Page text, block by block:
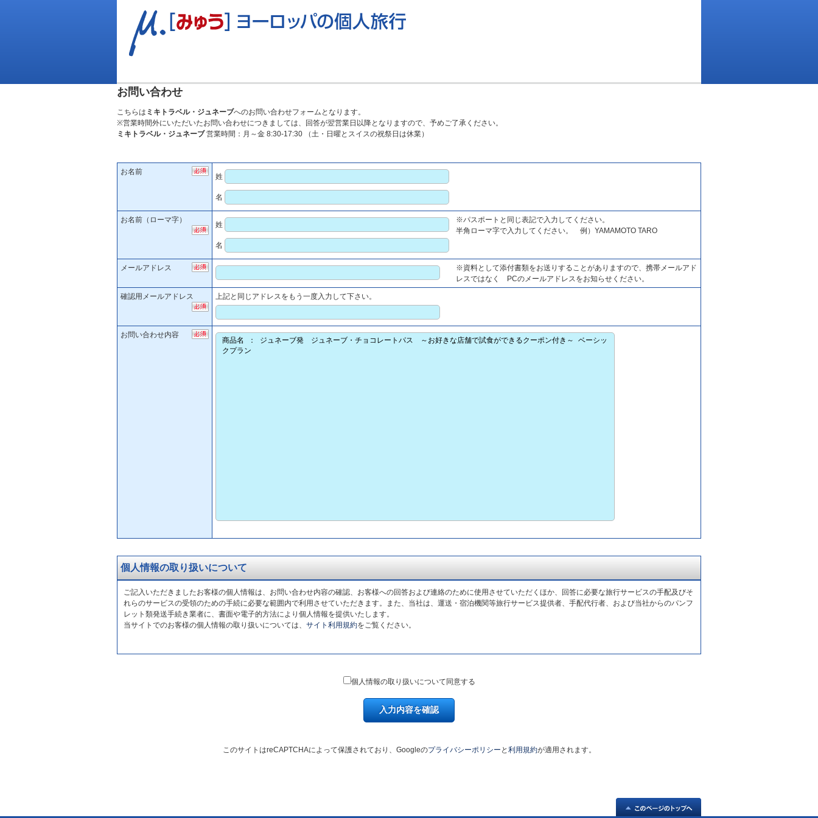
お問い合わせ
こちらは ミキトラベル・ジュネーブへのお問い合わせフォームとなります。
※営業時間外にいただいたお問い合わせにつきましては、回答が翌営業日以降となりますので、予めご了承ください。
ミキトラベル・ジュネーブ営業時間：月～金 8:30-17:30 （土・日曜とスイスの祝祭日は休業）
お名前
姓
名
お名前（ローマ字）
姓
名
※パスポートと同じ表記で入力してください。
半角ローマ字で入力してください。 例）YAMAMOTO TARO
メールアドレス
※資料として添付書類をお送りすることがありますので、携帯メールアド
レスではなく PCのメールアドレスをお知らせください。
確認用メールアドレス 上記と同じアドレスをもう一度入力して下さい。
お問い合わせ内容
個人情報の取り扱いについて
ご記入いただきましたお客様の個人情報は、お問い合わせ内容の確認、お客様への回答および連絡のために使用させていただくほか、回答に必要な旅行サービスの手配及びそ
れらのサービスの受領のための手続に必要な範囲内で利用させていただきます。また、当社は、運送・宿泊機関等旅行サービス提供者、手配代行者、および当社からのパンフ
レット類発送手続き業者に、書面や電子的方法により個人情報を提供いたします。
当サイトでのお客様の個人情報の取り扱いについては、 サイト利用規約をご覧ください。
個人情報の取り扱いについて同意する
入力内容を確認
このサイトはreCAPTCHAによって保護されており、Googleのプライバシーポリシー と 利用規約が適用されます。